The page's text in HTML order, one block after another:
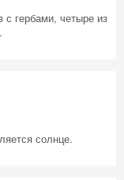
гербами, четыре из
солнце.